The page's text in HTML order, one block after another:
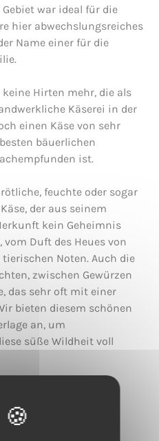
war ideal für die
hier abwechslungsreiches
Name einer für die
Hirten mehr, die als
Käserei in der
einen Käse von sehr
bäuerlichen
ist.
feuchte oder sogar
der aus seinem
kein Geheimnis
Duft des Heues von
Noten. Auch die
zwischen Gewürzen
das sehr oft mit einer
bieten diesem schönen
an, um
süße Wildheit voll